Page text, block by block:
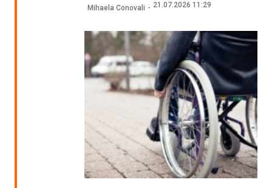
Mihaela Conovali 21.07.2026 11:29